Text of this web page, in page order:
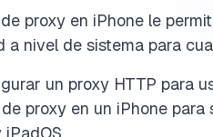
proxy en iPhone le
nivel de sistema para
un proxy HTTP para
proxy en un iPhone